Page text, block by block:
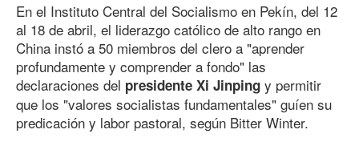
En el Instituto Central del Socialismo en Pekín, del 12
al 18 de abril, el liderazgo católico de alto rango en
China instó a 50 miembros del clero a "aprender
profundamente y comprender a fondo" las
declaraciones del presidente Xi Jinping y permitir
que los "valores socialistas fundamentales" guíen su
predicación y labor pastoral, según Bitter Winter.